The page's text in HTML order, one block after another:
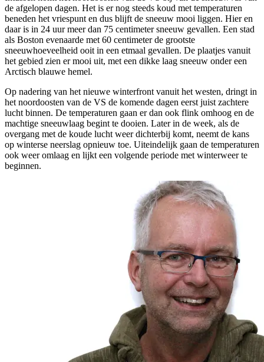
de afgelopen dagen. Het is er nog steeds koud met temperaturen
beneden het vriespunt en dus blijft de sneeuw mooi liggen. Hier en
daar is in 24 uur meer dan 75 centimeter sneeuw gevallen. Een stad
als Boston evenaarde met 60 centimeter de grootste
sneeuwhoeveelheid ooit in een etmaal gevallen. De plaatjes vanuit
het gebied zien er mooi uit, met een dikke laag sneeuw onder een
Arctisch blauwe hemel.
Op nadering van het nieuwe winterfront vanuit het westen, dringt in
het noordoosten van de VS de komende dagen eerst juist zachtere
lucht binnen. De temperaturen gaan er dan ook flink omhoog en de
machtige sneeuwlaag begint te dooien. Later in de week, als de
overgang met de koude lucht weer dichterbij komt, neemt de kans
op winterse neerslag opnieuw toe. Uiteindelijk gaan de temperaturen
ook weer omlaag en lijkt een volgende periode met winterweer te
beginnen.